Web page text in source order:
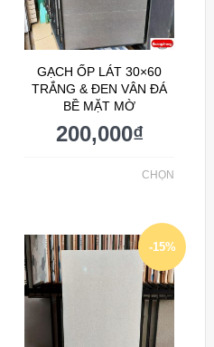
GẠCH ỐP LÁT 30×60
TRẮNG & ĐEN VÂN ĐÁ
BỀ MẶT MỜ
200,000₫
CHỌN
-15%